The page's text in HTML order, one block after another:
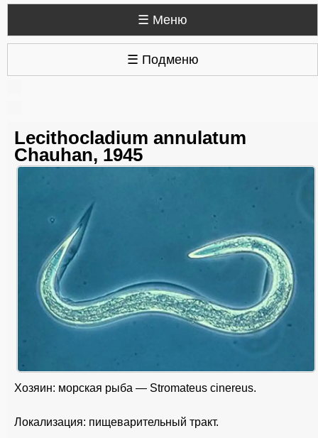
☰ Меню
☰ Подменю
Lecithocladium annulatum
Chauhan, 1945
Хозяин: морская рыба — Stromateus cinereus.
Локализация: пищеварительный тракт.